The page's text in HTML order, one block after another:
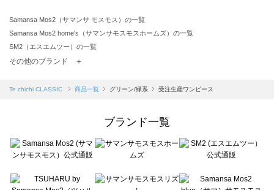
Samansa Mos2（サマンサ モスモス）の一覧
Samansa Mos2 home's（サマンサモスモスホームズ）の一覧
SM2（エスエムツー）の一覧
TSUHARU by Samansa Mos2（ツハルバイサマンサモスモス）の一覧
Samansa Mos2 blue（サマンサモスモス ブルー）の一覧
Te chichi（テチチ）の一覧
Te chichi CLASSIC（テチチ クラシック）の一覧
Lugnoncure（ルノンキュール）の一覧
その他のブランド ＋
Te chichi CLASSIC 商品一覧 グリーン/緑系 受注生産ワンピース
ブランド一覧